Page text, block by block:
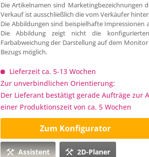
Die Artikelnamen sind Marketingbezeichnungen
Verkauf ist ausschließlich die vom Verkäufer
Die Abbildungen sind beispielhafte
Die Abbildung zeigt nicht die
Farbabweichung der Darstellung auf dem
Bezugs möglich.
Lieferzeit ca. 5-13 Wochen
Zur unverbindlichen Orientierung:
Der Lieferant bestätigt gerade Aufträge zur
einer Produktionszeit von ca. 5 Wochen
Zum Konfigurator
Assistent 2D-Planer